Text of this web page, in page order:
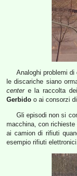
Analoghi problemi
le discariche siano
centere la raccolta dei
Gerbido o ai consorzi
Gli episodi non si
macchina, con
ai camion di rifiuti
esempio rifiuti